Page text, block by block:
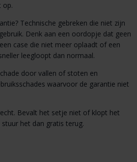
op.
Technische gebreken die niet zijn
Denk aan een oordopje dat geen
case die niet meer oplaadt of een
leegloopt dan normaal.
door vallen of stoten en
waarvoor de garantie niet
Bevalt het setje niet of klopt het
het dan gratis terug.